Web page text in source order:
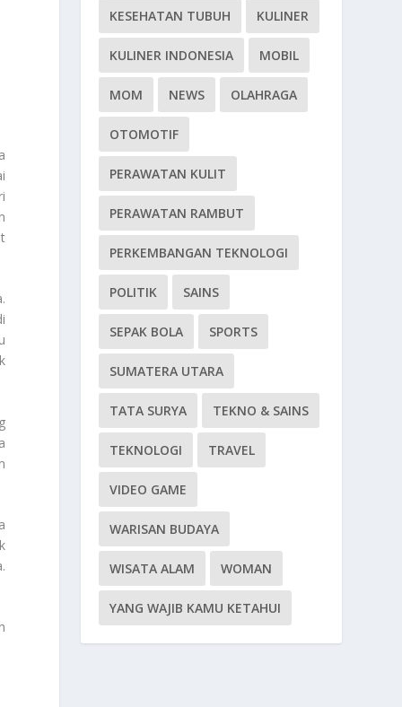
KESEHATAN TUBUH KULINER
KULINER INDONESIA MOBIL
MOM NEWS OLAHRAGA
OTOMOTIF
PERAWATAN KULIT
PERAWATAN RAMBUT
PERKEMBANGAN TEKNOLOGI
POLITIK SAINS
SEPAK BOLA SPORTS
SUMATERA UTARA
TATA SURYA TEKNO & SAINS
TEKNOLOGI TRAVEL
VIDEO GAME
WARISAN BUDAYA
WISATA ALAM WOMAN
YANG WAJIB KAMU KETAHUI